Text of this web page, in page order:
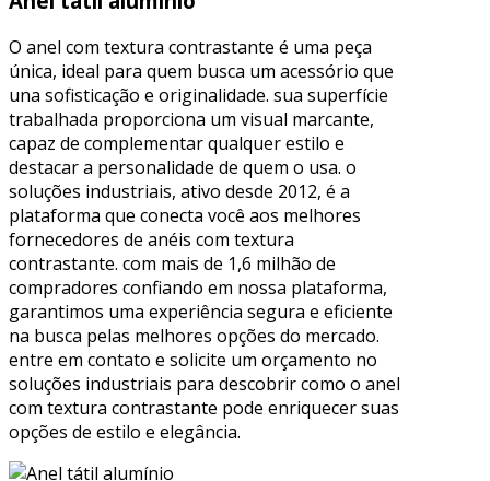
O anel com textura contrastante é uma peça
única, ideal para quem busca um acessório que
una sofisticação e originalidade. sua superfície
trabalhada proporciona um visual marcante,
capaz de complementar qualquer estilo e
destacar a personalidade de quem o usa. o
soluções industriais, ativo desde 2012, é a
plataforma que conecta você aos melhores
fornecedores de anéis com textura
contrastante. com mais de 1,6 milhão de
compradores confiando em nossa plataforma,
garantimos uma experiência segura e eficiente
na busca pelas melhores opções do mercado.
entre em contato e solicite um orçamento no
soluções industriais para descobrir como o anel
com textura contrastante pode enriquecer suas
opções de estilo e elegância.